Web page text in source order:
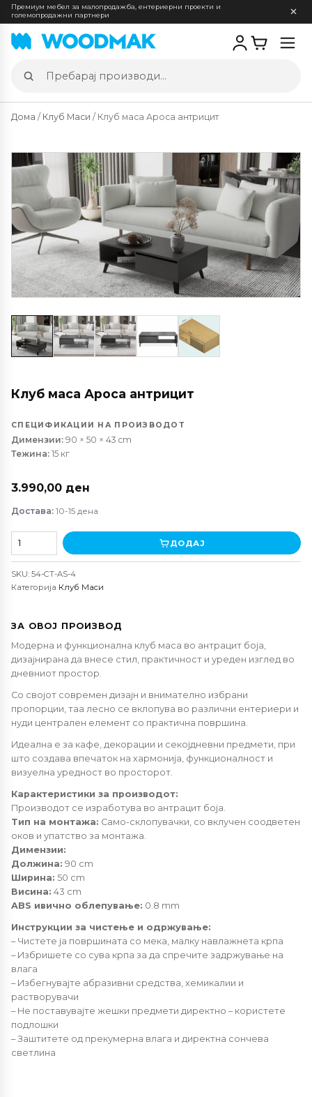
Премиум мебел за малопродажба, ентериерни проекти и
големопродажни партнери
Пребарај
производи
Дома / Клуб Маси / Клуб маса Ароса антрицит
Клуб маса Ароса антрицит
СПЕЦИФИКАЦИИ НА ПРОИЗВОДОТ
Димензии: 90 × 50 × 43 cm
Тежина: 15 кг
3.990,00 ден
Достава: 10-15 дена
Ароса
антрицит
количина
ДОДАЈ
SKU: 54-CT-AS-4
Категорија Клуб Маси
ЗА ОВОЈ ПРОИЗВОД
Модерна и функционална клуб маса во антрацит боја,
дизајнирана да внесе стил, практичност и уреден изглед во
дневниот простор.
Со својот современ дизајн и внимателно избрани
пропорции, таа лесно се вклопува во различни ентериери и
нуди централен елемент со практична површина.
Идеална е за кафе, декорации и секојдневни предмети, при
што создава впечаток на хармонија, функционалност и
визуелна уредност во просторот.
Карактеристики за производот:
Производот се изработува во антрацит боја.
Тип на монтажа: Само-склопувачки, со вклучен соодветен
оков и упатство за монтажа.
Димензии:
Должина: 90 cm
Ширина: 50 cm
Висина: 43 cm
ABS ивично облепување: 0.8 mm
Инструкции за чистење и одржување:
– Чистете ја површината со мека, малку навлажнета крпа
– Избришете со сува крпа за да спречите задржување на
влага
– Избегнувајте абразивни средства, хемикалии и
растворувачи
– Не поставувајте жешки предмети директно – користете
подлошки
– Заштитете од прекумерна влага и директна сончева
светлина